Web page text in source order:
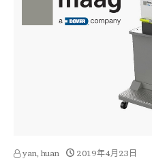
yan, huan 2019年4月23日